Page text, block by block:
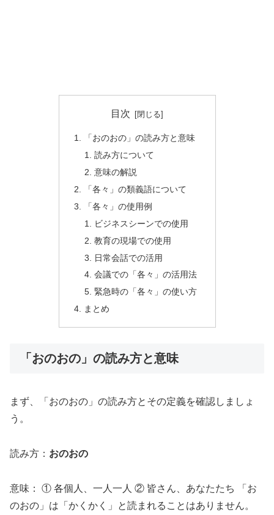
目次
「おのおの」の読み方と意味
読み方について
意味の解説
「各々」の類義語について
「各々」の使用例
ビジネスシーンでの使用
教育の現場での使用
日常会話での活用
会議での「各々」の活用法
緊急時の「各々」の使い方
まとめ
「おのおの」の読み方と意味
まず、「おのおの」の読み方とその定義を確認しましょ
う。
読み方： おのおの
意味： ① 各個人、一人一人 ② 皆さん、あなたたち 「お
のおの」は「かくかく」と読まれることはありません。